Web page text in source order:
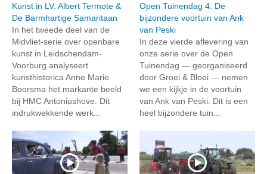
Kunst in LV: Albert Termote &
De Barmhartige Samaritaan
In het tweede deel van de
Midvliet-serie over openbare
kunst in Leidschendam-
Voorburg analyseert
kunsthistorica Anne Marie
Boorsma het markante beeld
bij HMC Antoniushove. Dit
indrukwekkende werk...
Open Tuinendag 4: De
bijzondere voortuin van Ank
van Peski
In deze vierde aflevering van
onze serie over de Open
Tuinendag — georganiseerd
door Groei & Bloei — nemen
we een kijkje in de voortuin
van Ank van Peski. Dit is een
heel bijzondere tuin...